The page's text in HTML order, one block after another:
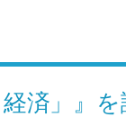
済」』を